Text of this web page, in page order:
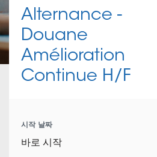
Alternance -
Douane
Amélioration
Continue H/F
시작 날짜
바로 시작